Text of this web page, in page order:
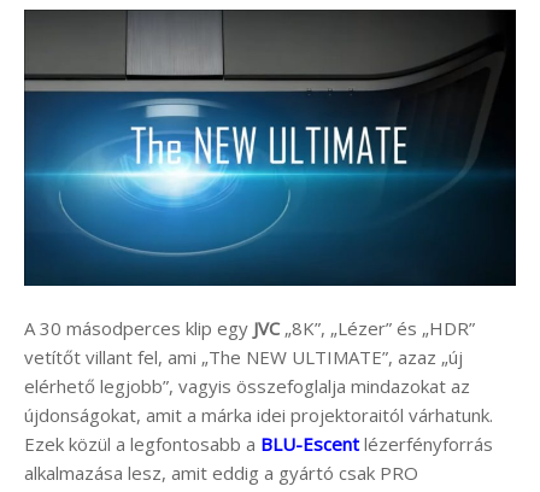
A 30 másodperces klip egy JVC„8K”, „Lézer” és „HDR”
vetítőt villant fel, ami „The NEW ULTIMATE”, azaz „új
elérhető legjobb”, vagyis összefoglalja mindazokat az
újdonságokat, amit a márka idei projektoraitól várhatunk.
Ezek közül a legfontosabb a BLU-Escent lézerfényforrás
alkalmazása lesz, amit eddig a gyártó csak PRO